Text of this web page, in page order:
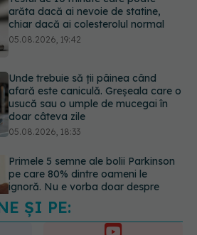
Unde trebuie să ții pâinea când
afară este caniculă. Greșeala care o
doar câteva zile
Primele 5 semne ale bolii Parkinson
pe care 80% dintre oameni le
ignoră. Nu e vorba doar despre
tremor
Gabriela Cristea, manifest pentru
respect și acceptare: Corpul
fiecăruia spune o poveste
05.08.2026, 21:23
ȘI PE:
ABONAȚI